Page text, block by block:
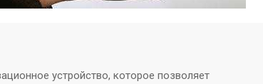
устройство, которое позволяет